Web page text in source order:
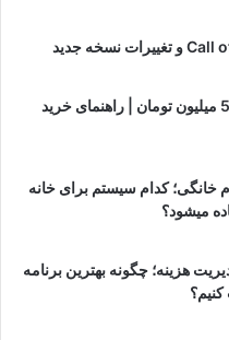
بهترین لپتاپ های طراحی گرافیک زیر 50 میلیون تومان | راهنمای خرید
خانگی؛ کدام سیستم برای خانه
میشود؟
هزینه؛ چگونه بهترین برنامه